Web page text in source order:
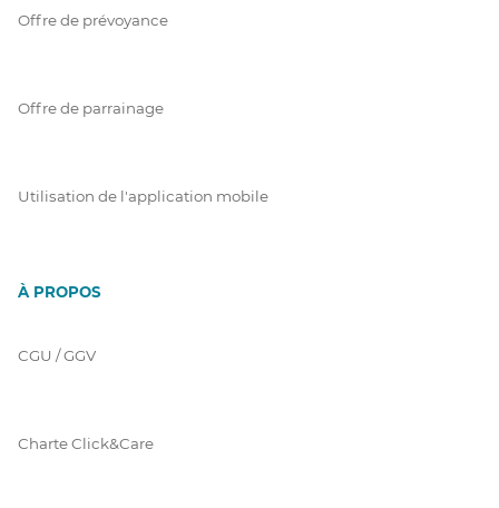
Offre de prévoyance
Offre de parrainage
Utilisation de l'application mobile
À PROPOS
CGU / GGV
Charte Click&Care